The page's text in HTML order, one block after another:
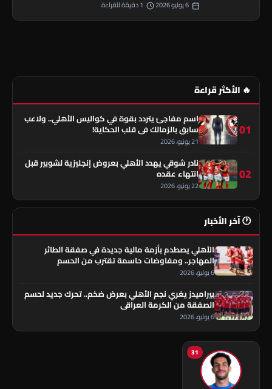
🔥 الأكثر قراءة
01
اسم مفاجئ يتردد بقوة في كواليس الأهلي.. ولاعب
سابق بالزمالك في قلب الحكاية!
21 يونيو، 2026
02
نادر شوقي يهدد الأهلي بعروض إنجليزية لشوبير قبل
انتهاء عقده
22 يونيو، 2026
🕐 آخر الأخبار
الأهلي يصطدم بأزمة مالية جديدة في صفقة الطائر
المهاجر.. ومفاوضات حاسمة تقترب من الحسم
6 يوليو، 2026
بيراميدز يغري نجم الأهلي بعرض ضخم.. تحرك جديد لحسم
الصفقة من الكرمة العراقي
6 يوليو، 2026
31